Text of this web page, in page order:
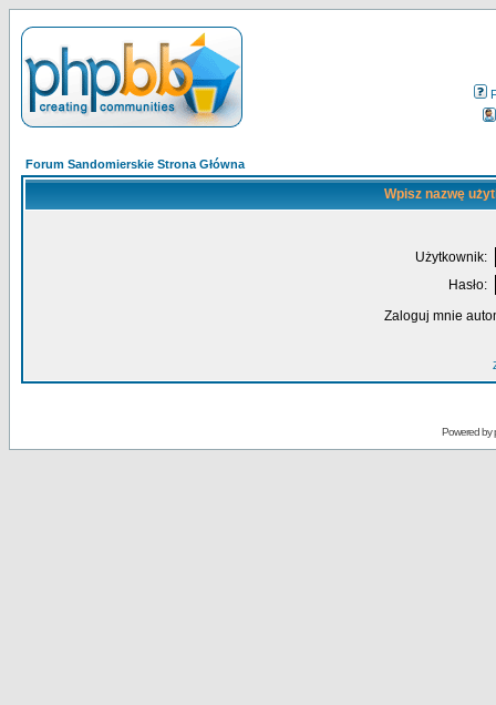
Forum Sandomierskie Strona Główna
Wpisz nazwę
Użytkownik:
Hasło:
Zaloguj mnie
Powered by